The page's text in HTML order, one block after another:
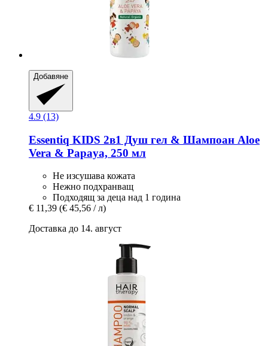
Добавяне
4.9 (13)
Essentiq KIDS 2в1 Душ гел & Шампоан Aloe
Vera & Papaya, 250 мл
Не изсушава кожата
Нежно подхранващ
Подходящ за деца над 1 година
€ 11,39 (€ 45,56 / л)
Доставка до 14. август